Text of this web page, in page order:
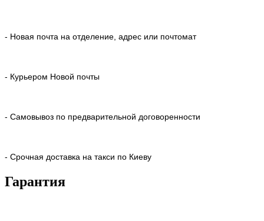
- Новая почта на отделение, адрес или почтомат
- Курьером Новой почты
- Самовывоз по предварительной договоренности
- Срочная доставка на такси по Киеву
Гарантия